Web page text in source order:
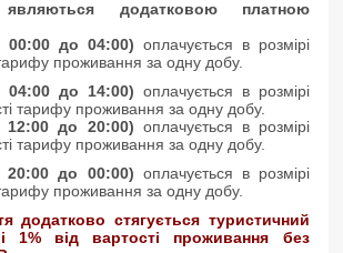
додатковою платною
00:00 до 04:00) оплачується в розмірі
проживання за одну добу.
04:00 до 14:00) оплачується в розмірі
тарифу проживання за одну добу.
12:00 до 20:00) оплачується в розмірі
тарифу проживання за одну добу.
20:00 до 00:00) оплачується в розмірі
проживання за одну добу.
додатково стягується туристичний
1% від вартості проживання без